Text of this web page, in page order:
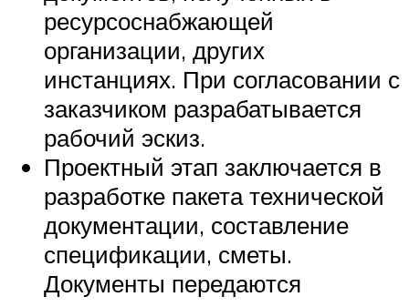
ресурсоснабжающей
организации, других
инстанциях. При согласовании с
заказчиком разрабатывается
рабочий эскиз.
Проектный этап заключается в
разработке пакета технической
документации, составление
спецификации, сметы.
Документы передаются